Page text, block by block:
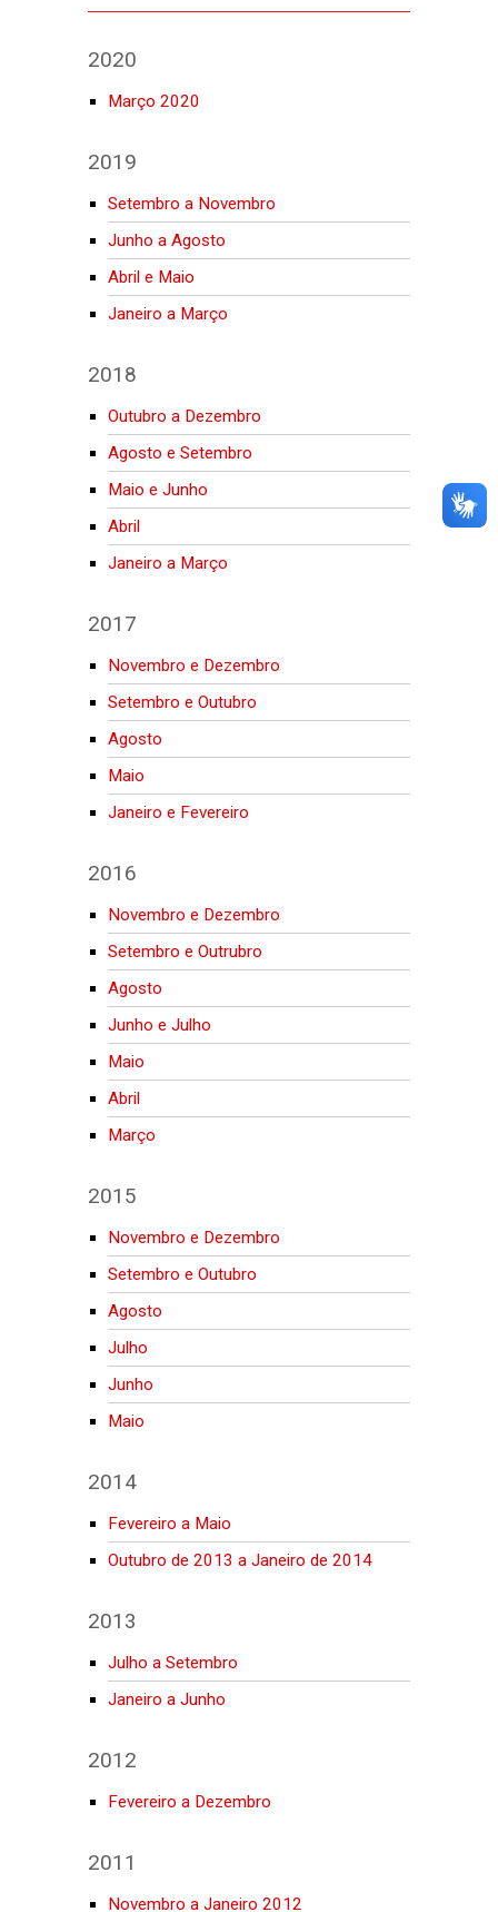
2020
Março 2020
2019
Setembro a Novembro
Junho a Agosto
Abril e Maio
Janeiro a Março
2018
Outubro a Dezembro
Agosto e Setembro
Maio e Junho
Abril
Janeiro a Março
2017
Novembro e Dezembro
Setembro e Outubro
Agosto
Maio
Janeiro e Fevereiro
2016
Novembro e Dezembro
Setembro e Outrubro
Agosto
Junho e Julho
Maio
Abril
Março
2015
Novembro e Dezembro
Setembro e Outubro
Agosto
Julho
Junho
Maio
2014
Fevereiro a Maio
Outubro de 2013 a Janeiro de 2014
2013
Julho a Setembro
Janeiro a Junho
2012
Fevereiro a Dezembro
2011
Novembro a Janeiro 2012